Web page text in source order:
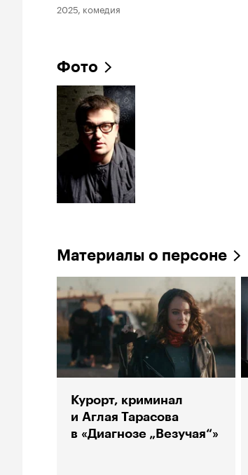
2025, комедия
Фото
Материалы о персоне
Курорт, криминал
и Аглая Тарасова
в «Диагнозе „Везучая“»